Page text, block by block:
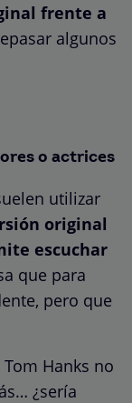
frente a
algunos
o actrices
utilizar
original
escuchar
que para
pero que
Hanks no
¿sería